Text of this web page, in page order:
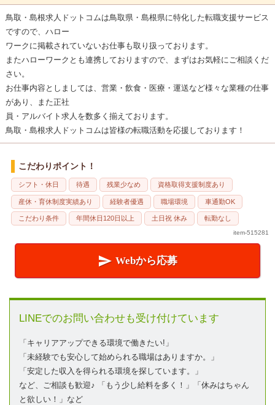
鳥取・島根求人ドットコムは鳥取県・島根県に特化した転職支援サービス
ですので、ハロー
ワークに掲載されていないお仕事も取り扱っております。
またハローワークとも連携しておりますので、まずはお気軽にご相談くだ
さい。
お仕事内容としましては、営業・飲食・医療・運送など様々な業種の仕事
があり、また正社
員・アルバイト求人を数多く揃えております。
鳥取・島根求人ドットコムは皆様の転職活動を応援しております！
こだわりポイント！
シフト・休日 待遇 残業少なめ 資格取得支援制度あり
産休・育休制度実績あり 経験者優遇 職場環境 車通勤OK
こだわり条件 年間休日120日以上 土日祝 休み 転勤なし
item-515281
 Webから応募
LINEでのお問い合わせも受け付けています
「キャリアアップできる環境で働きたい!」
「未経験でも安心して始められる職場はありますか。」
「安定した収入を得られる環境を探しています。」
など、ご相談も歓迎♪ 「もう少し給料を多く！」「休みはちゃん
と欲しい！」など